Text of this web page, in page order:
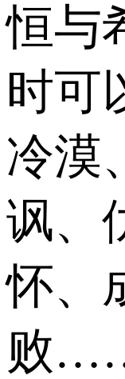
恒与
时可
冷漠
讽、
怀、
败